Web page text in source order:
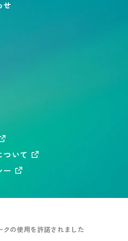
せ
ついて
ー
クの使用を許諾されました